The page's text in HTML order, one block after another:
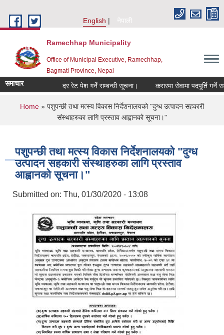
English
नेपाली
Ramechhap Municipality
Office of Municipal Executive, Ramechhap,
Bagmati Province, Nepal
समाचार दर रेट पेश गर्ने सम्बन्धी सूचना। करारमा सेवामा पदपूर्ति गर्ने सम्बन्धी
You are here
Home » पशुपन्छी तथा मत्स्य विकास निर्देशनालयको "दुग्ध उत्पादन सहकारी
संस्थाहरुका लागि प्रस्ताव आह्वानको सूचना।"
पशुपन्छी तथा मत्स्य विकास निर्देशनालयको "दुग्ध
उत्पादन सहकारी संस्थाहरुका लागि प्रस्ताव
आह्वानको सूचना।"
Submitted on: Thu, 01/30/2020 - 13:08